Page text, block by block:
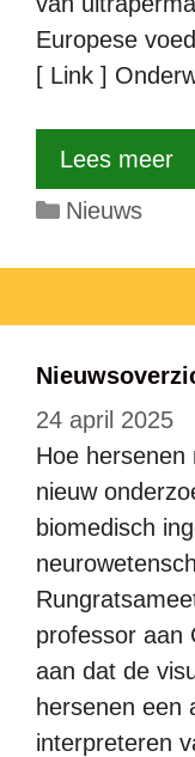
Europese
[ Link ]
Lees meer
Categorieën
Nieuws
24 april 2025
Hoe hersenen
nieuw
biomedisch
professor aan
aan dat de
hersenen een
interpreteren